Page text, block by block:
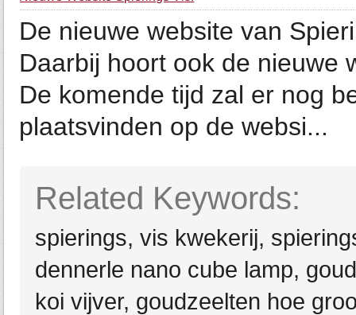
De nieuwe website van
Daarbij hoort ook de nieuwe
De komende tijd zal er nog
plaatsvinden op de websi...
Related Keywords:
spierings, vis kwekerij,
dennerle nano cube lamp,
koi vijver, goudzeelten hoe